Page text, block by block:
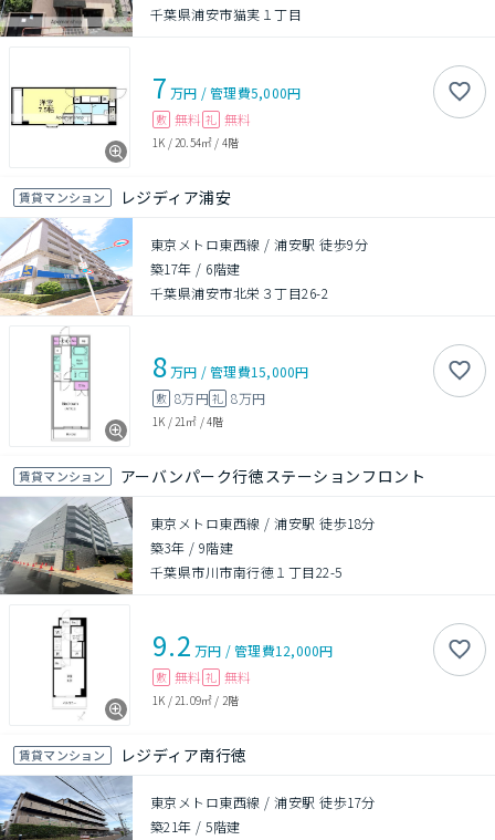
千葉県浦安市猫実１丁目
7 万円 /管理費5,000円
敷 無料 礼 無料
1K / 20.54㎡ / 4階
賃貸マンション レジディア浦安
東京メトロ東西線 / 浦安駅 徒歩9分
築17年 / 6階建
千葉県浦安市北栄３丁目26-2
8万円 /管理費15,000円
敷 8万円礼 8万円
1K / 21㎡ /4階
賃貸マンション アーバンパーク行徳ステーションフロント
東京メトロ東西線 / 浦安駅 徒歩18分
築3年 / 9階建
千葉県市川市南行徳１丁目22-5
9.2 万円 /管理費12,000円
敷 無料 礼 無料
1K / 21.09㎡ / 2階
賃貸マンション レジディア南行徳
東京メトロ東西線 / 浦安駅 徒歩17分
築21年 /5階建